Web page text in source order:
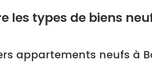
optimisé et lumineux, tu gagnes en
pensé, et tu peux souvent
et dans les communes voisines, tu
les types de biens
appartements neufs à